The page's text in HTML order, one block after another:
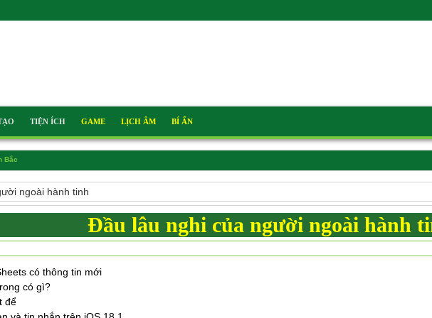
TIỆN ÍCH GAME LỊCH ÂM BÍ ẨN
Bắc
ngoài hành tinh
Đầu lâu nghi của người ngoài hành
có thông tin mới
có gì?
để